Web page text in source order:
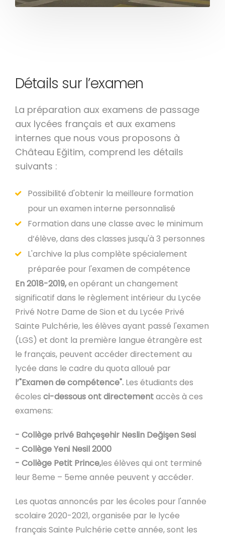
Détails sur l’examen
La préparation aux examens de passage
aux lycées français et aux examens
internes que nous vous proposons à
Château Eğitim, comprend les détails
suivants :
Possibilité d'obtenir la meilleure formation
pour un examen interne personnalisé
Formation dans une classe avec le minimum
d’élève, dans des classes jusqu'à 3 personnes
L'archive la plus complète spécialement
préparée pour l'examen de compétence
En 2018-2019,en opérant un changement
significatif dans le règlement intérieur du Lycée
Privé Notre Dame de Sion et du Lycée Privé
Sainte Pulchérie, les élèves ayant passé l'examen
(LGS) et dont la première langue étrangère est
le français, peuvent accéder directement au
lycée dans le cadre du quota alloué par
l’"Examen de compétence". Les étudiants des
écoles ci-dessous ont directementaccès à ces
examens:
- Collège privé Bahçeşehir Neslin Değişen Sesi
- Collège Yeni Nesil 2000
- Collège Petit Prince,les élèves qui ont terminé
leur 8eme – 5eme année peuvent y accéder.
Les quotas annoncés par les écoles pour l'année
scolaire 2020-2021, organisée par le lycée
français Sainte Pulchérie cette année, sont les